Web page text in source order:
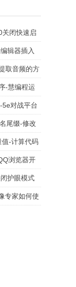
闭快速启
辑器插入
取音频的方
-慧编程运
5e对战平台
尾缀-修改
-计算代码
浏览器开
护眼模式
专家如何使